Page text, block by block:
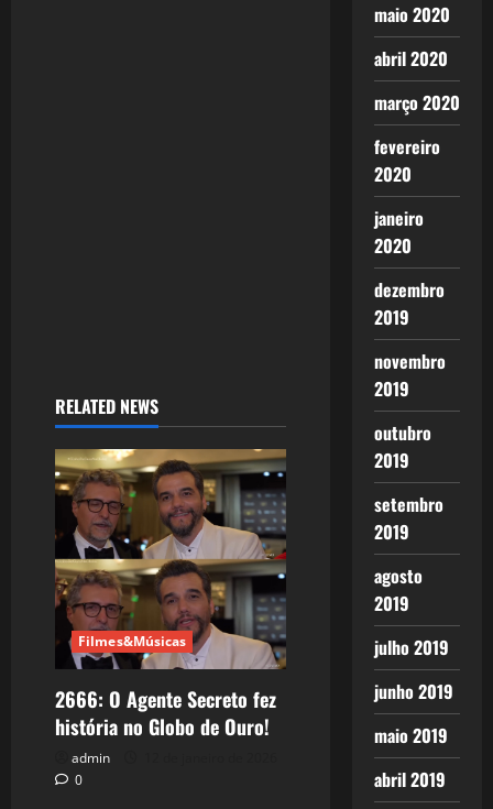
RELATED NEWS
Filmes&Músicas
2666: O Agente Secreto fez
história no Globo de Ouro!
admin
0
maio 2020
abril 2020
março 2020
fevereiro
2020
janeiro
2020
dezembro
2019
novembro
2019
outubro
2019
setembro
2019
agosto
2019
julho 2019
junho 2019
maio 2019
abril 2019